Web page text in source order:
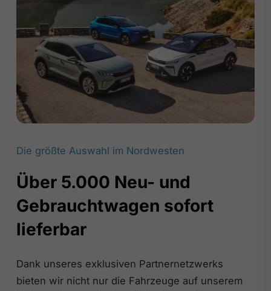
Die größte Auswahl im Nordwesten
Über 5.000 Neu- und
Gebrauchtwagen sofort
lieferbar
Dank unseres exklusiven Partnernetzwerks
bieten wir nicht nur die Fahrzeuge auf unserem